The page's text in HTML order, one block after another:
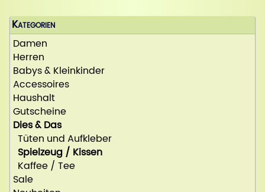
Kategorien
Damen
Herren
Babys & Kleinkinder
Accessoires
Haushalt
Gutscheine
Dies & Das
Tüten und Aufkleber
Spielzeug / Kissen
Kaffee / Tee
Sale